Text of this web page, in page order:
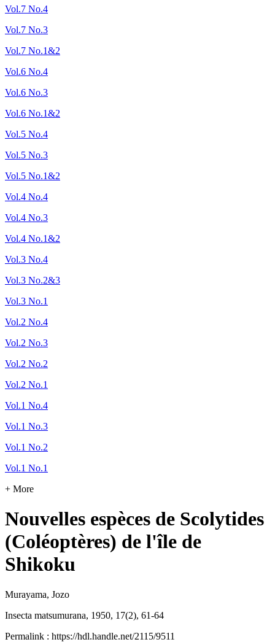
Vol.7 No.4
Vol.7 No.3
Vol.7 No.1&2
Vol.6 No.4
Vol.6 No.3
Vol.6 No.1&2
Vol.5 No.4
Vol.5 No.3
Vol.5 No.1&2
Vol.4 No.4
Vol.4 No.3
Vol.4 No.1&2
Vol.3 No.4
Vol.3 No.2&3
Vol.3 No.1
Vol.2 No.4
Vol.2 No.3
Vol.2 No.2
Vol.2 No.1
Vol.1 No.4
Vol.1 No.3
Vol.1 No.2
Vol.1 No.1
+ More
Nouvelles espèces de Scolytides
(Coléoptères) de l'île de
Shikoku
Murayama, Jozo
Insecta matsumurana, 1950, 17(2), 61-64
Permalink : https://hdl.handle.net/2115/9511